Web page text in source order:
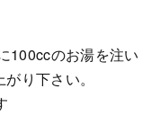
100ccのお湯を注い
り下さい。